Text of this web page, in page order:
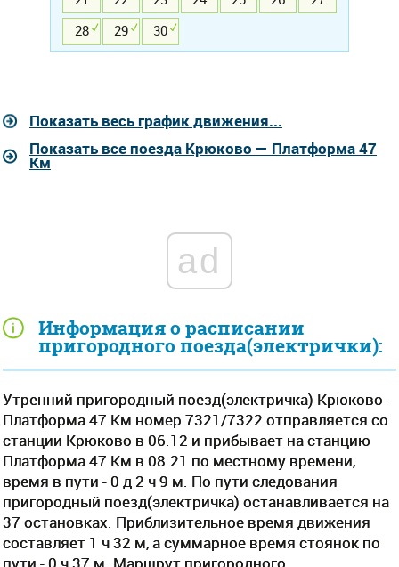
Информация о расписании
пригородного поезда(электрички):
Утренний пригородный поезд(электричка) Крюково -
Платформа 47 Км номер 7321/7322 отправляется со
станции Крюково в 06.12 и прибывает на станцию
Платформа 47 Км в 08.21 по местному времени,
время в пути - 0 д 2 ч 9 м. По пути следования
пригородный поезд(электричка) останавливается на
37 остановках. Приблизительное время движения
составляет 1 ч 32 м, а суммарное время стоянок по
пути - 0 ч 37 м. Маршрут пригородного
28
29 30
Показать весь график движения...
Показать все поезда Крюково — Платформа 47
Км
ad